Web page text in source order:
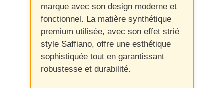
marque avec son design moderne et
fonctionnel. La matière synthétique
premium utilisée, avec son effet strié
style Saffiano, offre une esthétique
sophistiquée tout en garantissant
robustesse et durabilité.